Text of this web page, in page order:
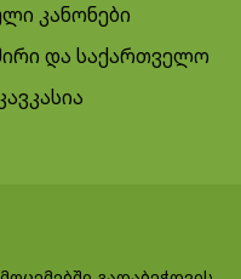
კანონები
და საქართველო